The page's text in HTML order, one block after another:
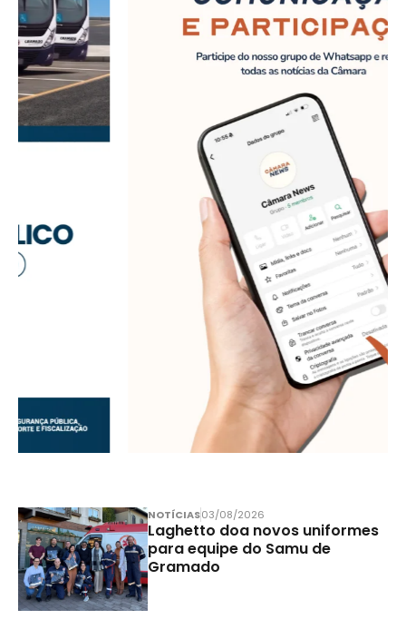
NOTÍCIAS03/08/2026
Laghetto doa novos uniformes
para equipe do Samu de
Gramado